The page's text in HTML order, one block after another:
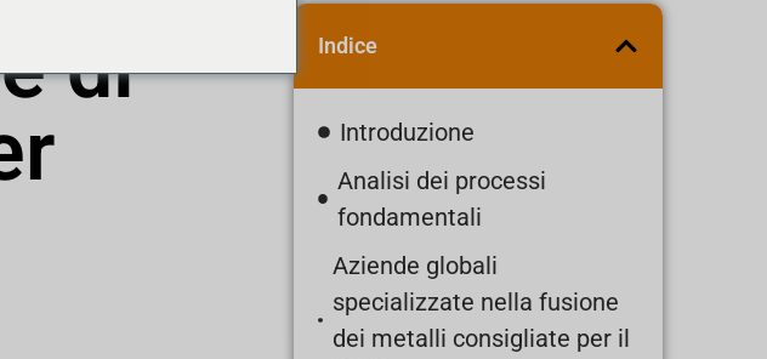
di
Indice
Introduzione
Analisi dei processi
fondamentali
Aziende globali
specializzate nella fusione
dei metalli consigliate per il